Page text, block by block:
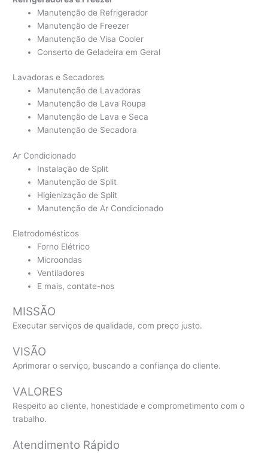
Manutenção de Refrigerador
Manutenção de Freezer
Manutenção de Visa Cooler
Conserto de Geladeira em Geral
Lavadoras e Secadores
Manutenção de Lavadoras
Manutenção de Lava Roupa
Manutenção de Lava e Seca
Manutenção de Secadora
Ar Condicionado
Instalação de Split
Manutenção de Split
Higienização de Split
Manutenção de Ar Condicionado
Eletrodomésticos
Forno Elétrico
Microondas
Ventiladores
E mais, contate-nos
MISSÃO
Executar serviços de qualidade, com preço justo.
VISÃO
Aprimorar o serviço, buscando a confiança do cliente.
VALORES
Respeito ao cliente, honestidade e comprometimento com o
trabalho.
Atendimento Rápido